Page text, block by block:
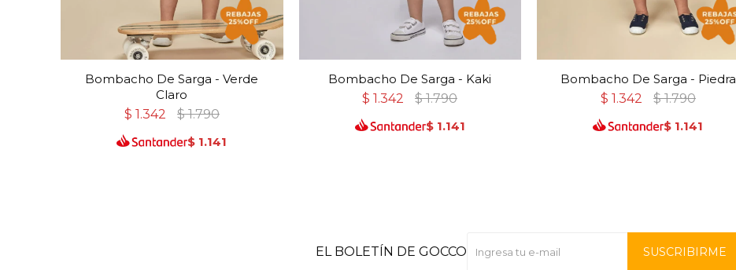
Bombacho De Sarga - Verde
Claro
$ 1.342 $ 1.790
$ 1.141
Bombacho De Sarga - Kaki
$ 1.342 $ 1.790
$ 1.141
Bombacho De Sarga - Piedra
$ 1.342 $ 1.790
$ 1.141
EL BOLETÍN DE GOCCO SUSCRIBIRME